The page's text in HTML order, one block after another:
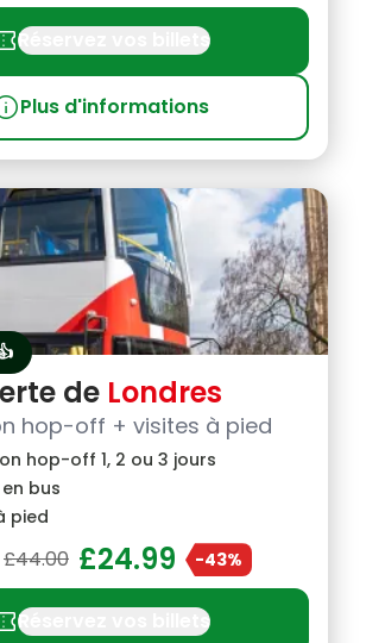
Réservez vos billets
Plus d'informations
de Londres
hop-off + visites à pied
hop-off 1, 2 ou 3 jours
bus
pied
£44.00 £24.99 -43%
Réservez vos billets